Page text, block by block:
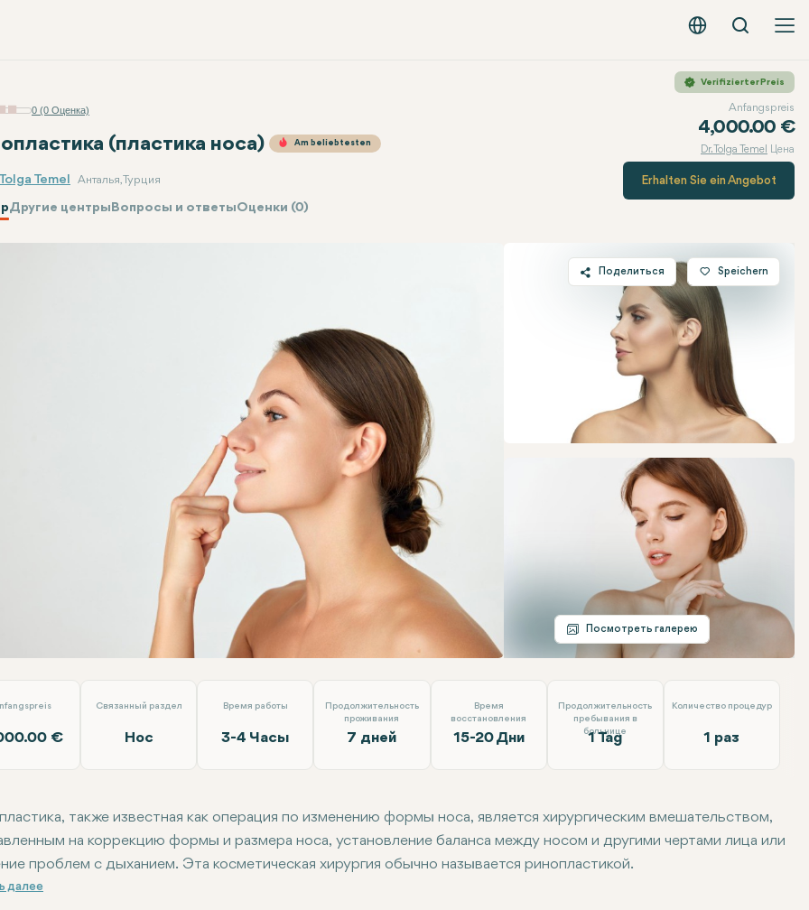
Русский - EUR
Вызов
0 (0 Оценка)
(пластика носа) Am beliebtesten
Temel Анталья, Турция
Другие центрыВопросы и ответыОценки (0)
Verifizierter Preis
Anfangspreis
4,000.00 €
Dr. Tolga Temel Цена
Erhalten Sie ein Angebot
Поделиться
Twitter
Facebook
Linkedin
WhatsApp
Telegram
Электронная почта
Speichern
Посмотреть галерею
€
Связанный раздел
Нос
Время работы
3-4 Часы
Продолжительность
проживания
7 дней
Время
восстановления
15-20 Дни
Продолжительность
пребывания в
больнице
1 Tag
Количество процедур
1 раз
также известная как операция по изменению формы носа, является хирургическим вмешательством,
на коррекцию формы и размера носа, установление баланса между носом и другими чертами лица или
проблем с дыханием. Эта косметическая хирургия обычно называется ринопластикой.